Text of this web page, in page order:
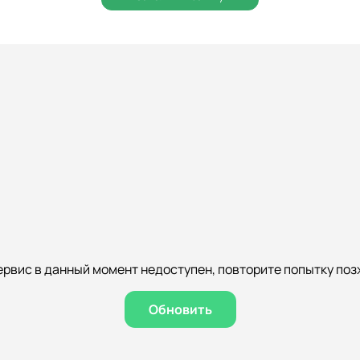
в данный момент недоступен, повторите попытку
Обновить